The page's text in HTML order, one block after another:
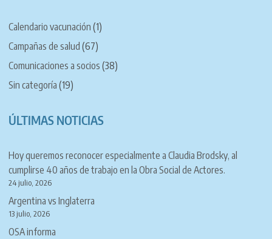
Calendario vacunación (1)
Campañas de salud (67)
Comunicaciones a socios (38)
Sin categoría (19)
ÚLTIMAS NOTICIAS
Hoy queremos reconocer especialmente a Claudia Brodsky, al
cumplirse 40 años de trabajo en la Obra Social de Actores.
24 julio, 2026
Argentina vs Inglaterra
13 julio, 2026
OSA informa